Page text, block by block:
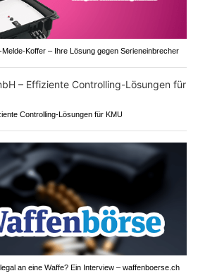
Koffer – Ihre Lösung gegen Serieneinbrecher
Controlling-Lösungen für KMU
an eine Waffe? Ein Interview – waffenboerse.ch